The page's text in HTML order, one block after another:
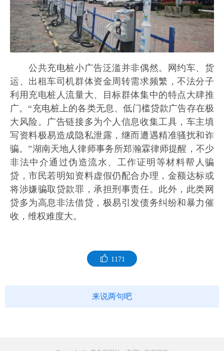
公共充电桩小广告泛滥并非偶然。网约车、货
运、出租车司机群体资金周转需求频繁，不法分子
利用充电桩人流量大、目标群体集中的特点大肆推
广。“充电桩上的各类无息、低门槛贷款广告存在极
大风险。广告链接多为个人信息收集工具，车主填
写资料极易造成隐私泄露，继而遭遇精准骚扰和诈
骗。”湖南天地人律师事务所郑瀚霖律师提醒，不少
非法中介通过伪造流水、工作证明等材料帮人骗
贷，市民若明知资料虚假仍配合办理，金额达标或
将涉嫌骗取贷款罪，承担刑事责任。此外，此类网
贷多为高息非法借贷，极易引发债务纠纷和暴力催
收，维权难度大。
1171
来说两句吧